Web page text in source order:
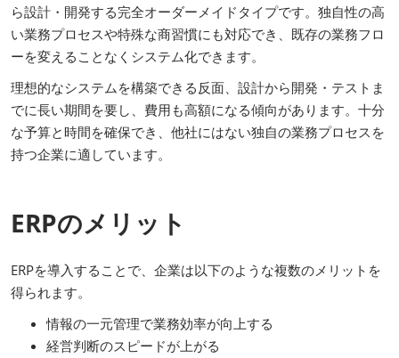
ら設計・開発する完全オーダーメイドタイプです。独自性の高
い業務プロセスや特殊な商習慣にも対応でき、既存の業務フロ
ーを変えることなくシステム化できます。
理想的なシステムを構築できる反面、設計から開発・テストま
でに長い期間を要し、費用も高額になる傾向があります。十分
な予算と時間を確保でき、他社にはない独自の業務プロセスを
持つ企業に適しています。
ERPのメリット
ERPを導入することで、企業は以下のような複数のメリットを
得られます。
情報の一元管理で業務効率が向上する
経営判断のスピードが上がる